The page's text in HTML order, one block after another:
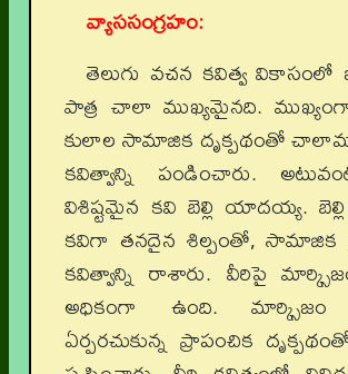
వ్యాససంగ్రహం:
తెలుగు వచన కవిత్వ వికాసంలో
పాత్ర చాలా ముఖ్యమైనది.
కులాల సామాజిక దృక్పథంతో
కవిత్వాన్ని పండించారు.
విశిష్టమైన కవి బెల్లి యాదయ్య.
కవిగా తనదైన శిల్పంతో, సామాజిక
కవిత్వాన్ని రాశారు. వీరిపై
అధికంగా ఉంది. మార్క్సిజం
ఏర్పరచుకున్న ప్రాపంచిక